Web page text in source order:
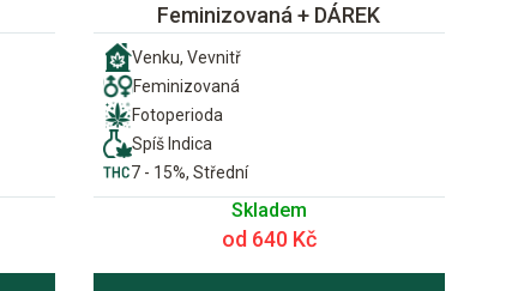
Feminizovaná + DÁREK
Venku, Vevnitř
Feminizovaná
Fotoperioda
Spíš Indica
7 - 15%, Střední
Skladem
od 640 Kč